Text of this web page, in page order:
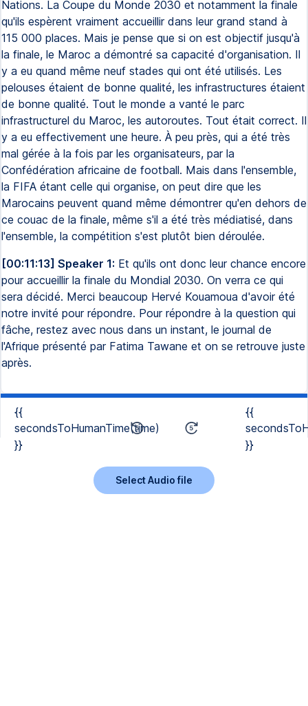
Nations. La Coupe du Monde 2030 et notamment la finale
qu'ils espèrent vraiment accueillir dans leur grand stand à
115 000 places. Mais je pense que si on est objectif jusqu'à
la finale, le Maroc a démontré sa capacité d'organisation. Il
y a eu quand même neuf stades qui ont été utilisés. Les
pelouses étaient de bonne qualité, les infrastructures étaient
de bonne qualité. Tout le monde a vanté le parc
infrastructurel du Maroc, les autoroutes. Tout était correct. Il
y a eu effectivement une heure. À peu près, qui a été très
mal gérée à la fois par les organisateurs, par la
Confédération africaine de football. Mais dans l'ensemble,
la FIFA étant celle qui organise, on peut dire que les
Marocains peuvent quand même démontrer qu'en dehors de
ce couac de la finale, même s'il a été très médiatisé, dans
l'ensemble, la compétition s'est plutôt bien déroulée.
[00:11:13] Speaker 1: Et qu'ils ont donc leur chance encore
pour accueillir la finale du Mondial 2030. On verra ce qui
sera décidé. Merci beaucoup Hervé Kouamoua d'avoir été
notre invité pour répondre. Pour répondre à la question qui
fâche, restez avec nous dans un instant, le journal de
l'Afrique présenté par Fatima Tawane et on se retrouve juste
après.
{{
secondsToHumanTime(time)
}}
{{
}}
Select Audio file